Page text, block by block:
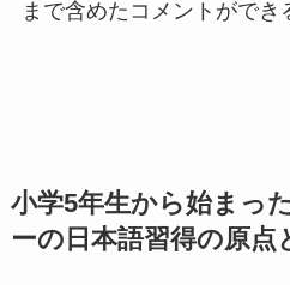
まで含めたコメントができ
小学5年生から始まっ
ーの日本語習得の原点